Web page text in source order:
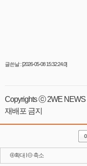
글쓴날 : [2026-05-08 15:32:24.0]
Copyrights ⓒ 2WE NEWS
재배포 금지
확대 축소